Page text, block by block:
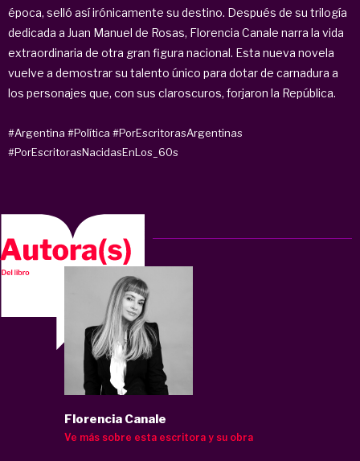
época, selló así irónicamente su destino. Después de su trilogía
dedicada a Juan Manuel de Rosas, Florencia Canale narra la vida
extraordinaria de otra gran figura nacional. Esta nueva novela
vuelve a demostrar su talento único para dotar de carnadura a
los personajes que, con sus claroscuros, forjaron la República.
#Argentina #Política #PorEscritorasArgentinas
#PorEscritorasNacidasEnLos_60s
Florencia Canale
Ve más sobre esta escritora y su obra